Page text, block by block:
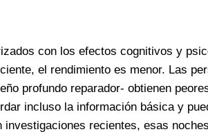
con los efectos cognitivos y
el rendimiento es menor. Las
profundo reparador- obtienen
incluso la información básica y
recientes, esas